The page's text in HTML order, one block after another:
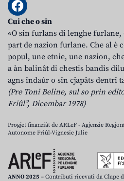
Cui che o sin
«O sin furlans di lenghe
part de nazion furlane. Che al è
popul, une etnie, une nazion,
a àn balinât di chestis bandis
agns indaûr o sin cjapâts dentri
(Pre Toni Beline, sul so prin
Friûl”, Dicembar 1978)
Progjet finanziât de ARLeF - Agjenzie
Autonome Friûl-Vignesie Julie
ANNO 2025 – Contributi ricevuti da Clape